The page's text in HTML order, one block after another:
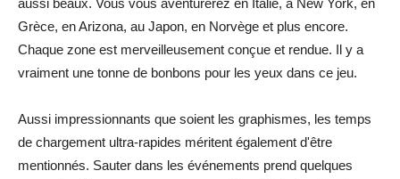
Grèce, en Arizona, au Japon, en Norvège et plus encore.
Chaque zone est merveilleusement conçue et rendue. Il y a
vraiment une tonne de bonbons pour les yeux dans ce jeu.
Aussi impressionnants que soient les graphismes, les temps
de chargement ultra-rapides méritent également d'être
mentionnés. Sauter dans les événements prend quelques